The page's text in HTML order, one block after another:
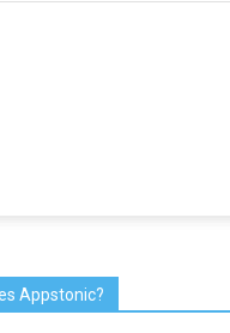
Appstonic?